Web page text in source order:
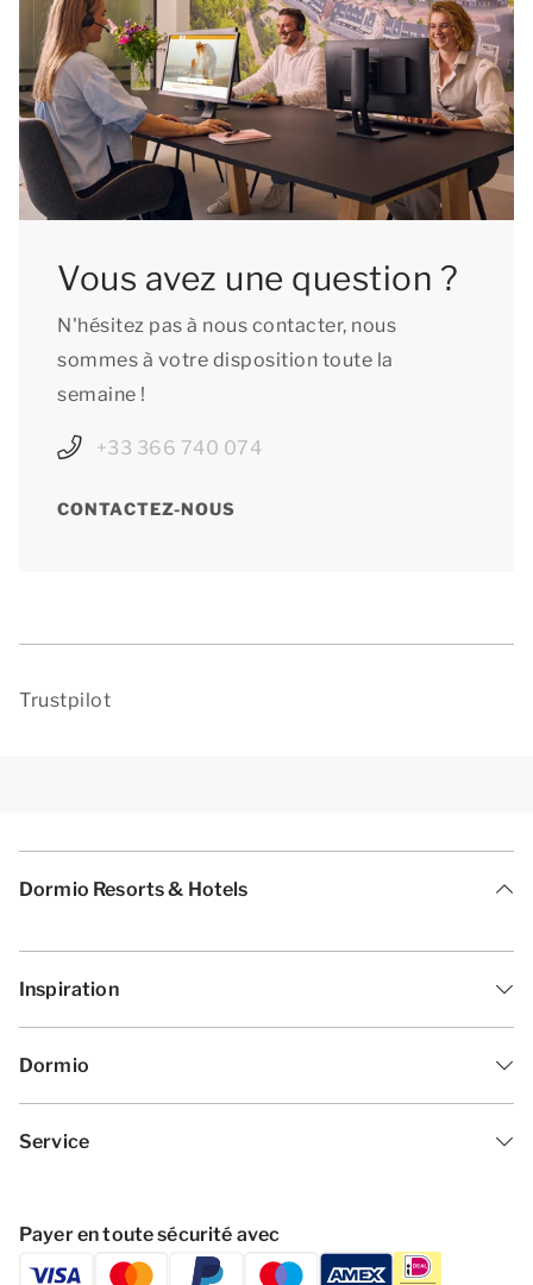
Vous avez une question ?
N'hésitez pas à nous contacter, nous
sommes à votre disposition toute la
semaine !
+33 366 740 074
CONTACTEZ-NOUS
Trustpilot
Dormio Resorts & Hotels
Inspiration
Dormio
Service
Payer en toute sécurité avec